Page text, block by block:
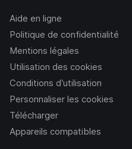
Aide en ligne
Politique de confidentialité
Mentions légales
Utilisation des cookies
Conditions d’utilisation
Personnaliser les cookies
Télécharger
Appareils compatibles